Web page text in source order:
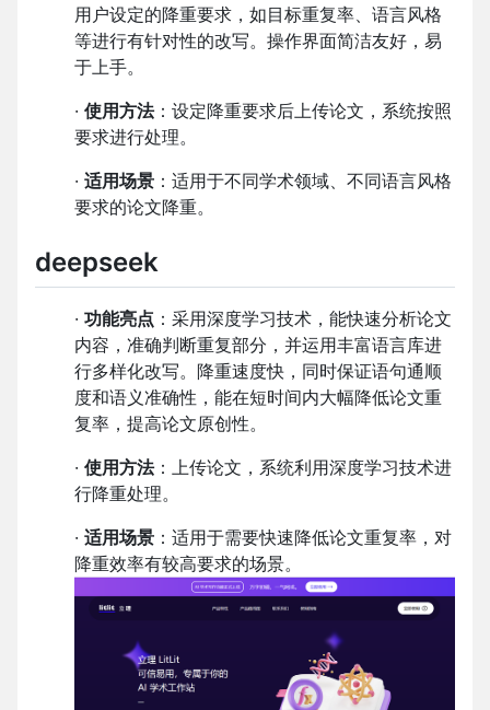
用户设定的降重要求，如目标重复率、语言风格
等进行有针对性的改写。操作界面简洁友好，易
于上手。
· 使用方法：设定降重要求后上传论文，系统按照
要求进行处理。
· 适用场景 ：适用于不同学术领域、不同语言风格
要求的论文降重。
deepseek
· 功能亮点 ：采用深度学习技术，能快速分析论文
内容，准确判断重复部分，并运用丰富语言库进
行多样化改写。降重速度快，同时保证语句通顺
度和语义准确性，能在短时间内大幅降低论文重
复率，提高论文原创性。
· 使用方法：上传论文，系统利用深度学习技术进
行降重处理。
· 适用场景 ：适用于需要快速降低论文重复率，对
降重效率有较高要求的场景。